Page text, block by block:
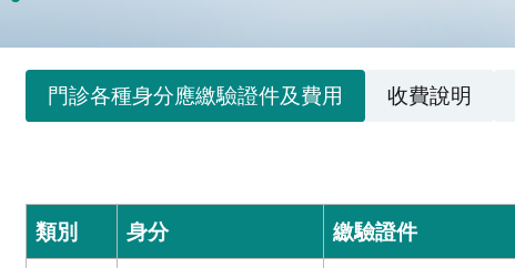
門診各種身分應繳驗證件及費用 收費說明
類別 身分 繳驗證件